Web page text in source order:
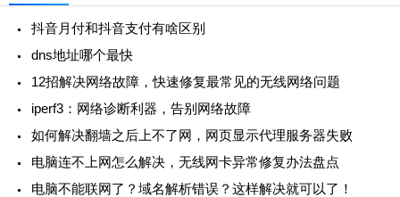
抖音月付和抖音支付有啥区别
dns地址哪个最快
12招解决网络故障，快速修复最常见的无线网络问题
iperf3：网络诊断利器，告别网络故障
如何解决翻墙之后上不了网，网页显示代理服务器失败
电脑连不上网怎么解决，无线网卡异常修复办法盘点
电脑不能联网了？域名解析错误？这样解决就可以了！